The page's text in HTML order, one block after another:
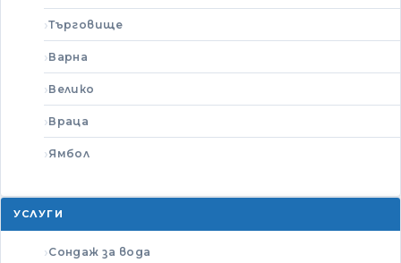
Търговище
Варна
Велико
Враца
Ямбол
УСЛУГИ
Сондаж за вода